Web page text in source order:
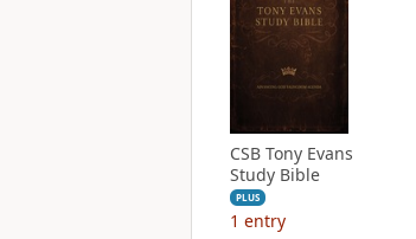
CSB Tony Evans
Study Bible
PLUS
1 entry